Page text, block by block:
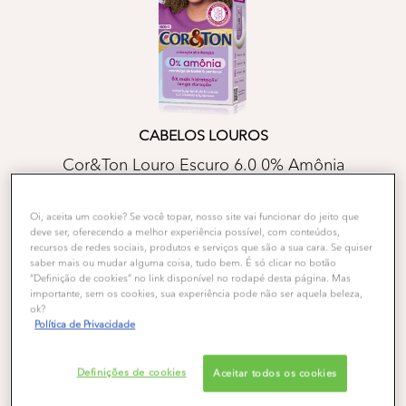
CABELOS LOUROS
Cor&Ton Louro Escuro 6.0 0% Amônia
COMPRAR
Oi, aceita um cookie? Se você topar, nosso site vai funcionar do jeito que
deve ser, oferecendo a melhor experiência possível, com conteúdos,
recursos de redes sociais, produtos e serviços que são a sua cara. Se quiser
saber mais ou mudar alguma coisa, tudo bem. É só clicar no botão
“Definição de cookies” no link disponível no rodapé desta página. Mas
importante, sem os cookies, sua experiência pode não ser aquela beleza,
ok?
Política de Privacidade
Definições de cookies Aceitar todos os cookies